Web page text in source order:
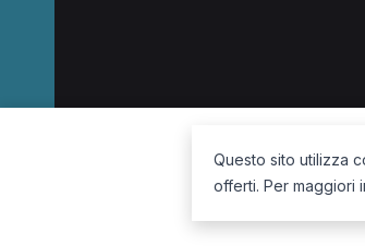
Questo sito utilizza
offerti. Per maggiori